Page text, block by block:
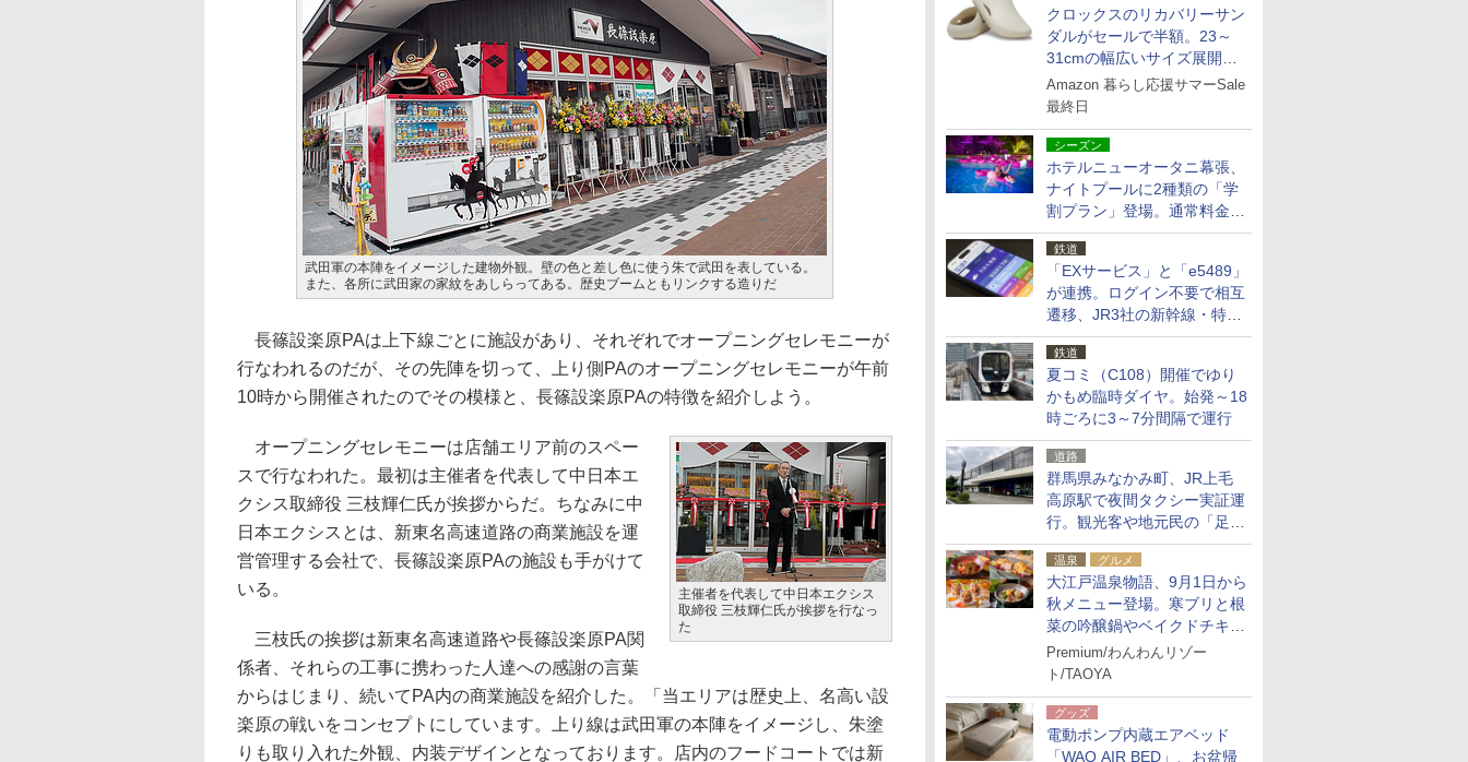
クロックスのリカバリーサン
ダルがセールで半額。23～
31cmの幅広いサイズ展開、
独自のクッション素材を採用
Amazon 暮らし応援サマーSale
最終日
シーズン
ホテルニューオータニ幕張、
ナイトプールに2種類の「学
割プラン」登場。通常料金の
およそ半額でお得に夜活
鉄道
「EXサービス」と「e5489」
が連携。ログイン不要で相互
遷移、JR3社の新幹線・特急
予約をアプリで一括確認
鉄道
夏コミ（C108）開催でゆり
かもめ臨時ダイヤ。始発～18
時ごろに3～7分間隔で運行
道路
群馬県みなかみ町、JR上毛
高原駅で夜間タクシー実証運
行。観光客や地元民の「足が
ない」課題解消へ、木金土に
2台体制
温泉 グルメ
大江戸温泉物語、9月1日から
秋メニュー登場。寒ブリと根
菜の吟醸鍋やベイクドチキ
ン、ショコラ＆栗スイーツも
食べ放題に
Premium/わんわんリゾー
ト/TAOYA
グッズ
電動ポンプ内蔵エアベッド
「WAQ AIR BED」、お盆帰
武田軍の本陣をイメージした建物外観。壁の色と差し色に使う朱で武田を表している。
また、各所に武田家の家紋をあしらってある。歴史ブームともリンクする造りだ
長篠設楽原PAは上下線ごとに施設があり、それぞれでオープニングセレモニーが
行なわれるのだが、その先陣を切って、上り側PAのオープニングセレモニーが午前
10時から開催されたのでその模様と、長篠設楽原PAの特徴を紹介しよう。
主催者を代表して中日本エクシス
取締役 三枝輝仁氏が挨拶を行なっ
た
オープニングセレモニーは店舗エリア前のスペー
スで行なわれた。最初は主催者を代表して中日本エ
クシス取締役 三枝輝仁氏が挨拶からだ。ちなみに中
日本エクシスとは、新東名高速道路の商業施設を運
営管理する会社で、長篠設楽原PAの施設も手がけて
いる。
三枝氏の挨拶は新東名高速道路や長篠設楽原PA関
係者、それらの工事に携わった人達への感謝の言葉
からはじまり、続いてPA内の商業施設を紹介した。「当エリアは歴史上、名高い設
楽原の戦いをコンセプトにしています。上り線は武田軍の本陣をイメージし、朱塗
りも取り入れた外観、内装デザインとなっております。店内のフードコートでは新